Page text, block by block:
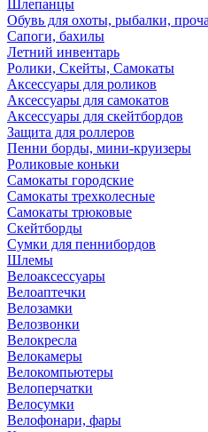
Шлепанцы
Обувь для охоты, рыбалки,
Сапоги, бахилы
Летний инвентарь
Ролики, Скейты, Самокаты
Аксессуары для роликов
Аксессуары для самокатов
Аксессуары для скейтбордов
Защита для роллеров
Пенни борды, мини-круизеры
Роликовые коньки
Самокаты городские
Самокаты трехколесные
Самокаты трюковые
Скейтборды
Сумки для пеннибордов
Шлемы
Велоаксессуары
Велоаптечки
Велозамки
Велозвонки
Велокресла
Велокамеры
Велокомпьютеры
Велоперчатки
Велосумки
Велофонари, фары